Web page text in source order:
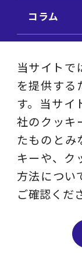
コラム
ビジネス
動画ライ
採用サイト
ソーシ
当サイトで
を提供する
す。当サイ
社のクッキ
たものとみ
キーや、ク
方法につい
ご確認くだ